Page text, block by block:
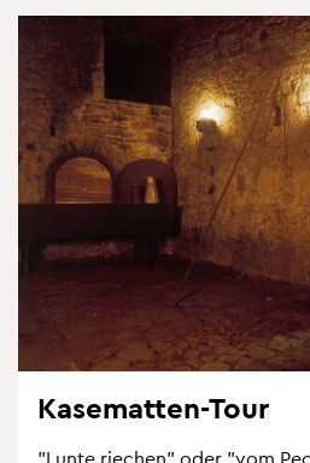
Ka­se­mat­ten-Tour
"Lunte rie­chen" oder "vom